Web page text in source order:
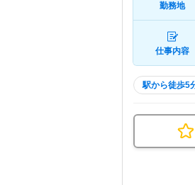
勤務地
仕事内容
駅から徒歩5